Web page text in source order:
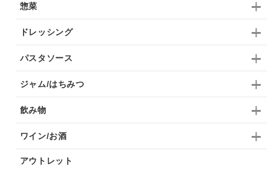
惣菜
ドレッシング
パスタソース
ジャム/はちみつ
飲み物
ワイン/お酒
アウトレット